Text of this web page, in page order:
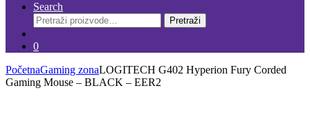
Search
Pretraži:
Pretraži
0
PočetnaGaming zonaLOGITECH G402 Hyperion Fury Corded
Gaming Mouse – BLACK – EER2